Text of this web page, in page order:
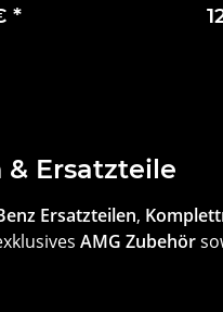
*
Ersatzteile
Ersatzteilen,
AMG Zubehör